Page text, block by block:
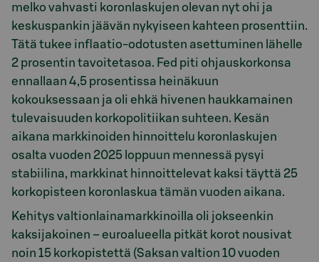
melko vahvasti koronlaskujen olevan nyt ohi ja
keskuspankin jäävän nykyiseen kahteen prosenttiin.
Tätä tukee inflaatio-odotusten asettuminen lähelle
2 prosentin tavoitetasoa. Fed piti ohjauskorkonsa
ennallaan 4,5 prosentissa heinäkuun
kokouksessaan ja oli ehkä hivenen haukkamainen
tulevaisuuden korkopolitiikan suhteen. Kesän
aikana markkinoiden hinnoittelu koronlaskujen
osalta vuoden 2025 loppuun mennessä pysyi
stabiilina, markkinat hinnoittelevat kaksi täyttä 25
korkopisteen koronlaskua tämän vuoden aikana.
Kehitys valtionlainamarkkinoilla oli jokseenkin
kaksijakoinen – euroalueella pitkät korot nousivat
noin 15 korkopistettä (Saksan valtion 10 vuoden